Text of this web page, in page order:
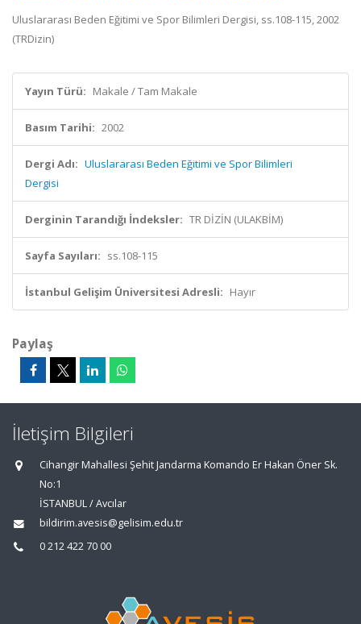
Uluslararası Beden Eğitimi ve Spor Bilimleri Dergisi, ss.108-115, 2002
(TRDizin)
Yayın Türü: Makale / Tam Makale
Basım Tarihi: 2002
Dergi Adı: Uluslararası Beden Eğitimi ve Spor Bilimleri
Dergisi
Derginin Tarandığı İndeksler: TR DİZİN (ULAKBİM)
Sayfa Sayıları: ss.108-115
İstanbul Gelişim Üniversitesi Adresli: Hayır
Paylaş
İletişim Bilgileri
Cihangir Mahallesi Şehit Jandarma Komando Er Hakan Öner Sk.
No:1
İSTANBUL / Avcılar
bildirim.avesis@gelisim.edu.tr
0 212 422 70 00